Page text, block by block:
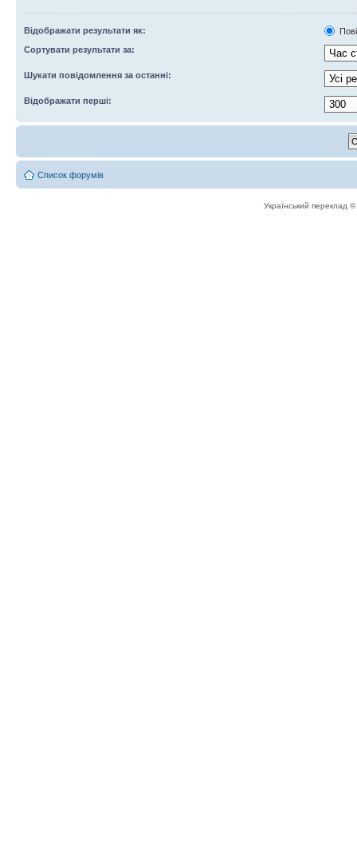
Відображати результати як:
Сортувати результати за:
Шукати повідомлення за останні:
Відображати перші:
Список форумів
Український переклад